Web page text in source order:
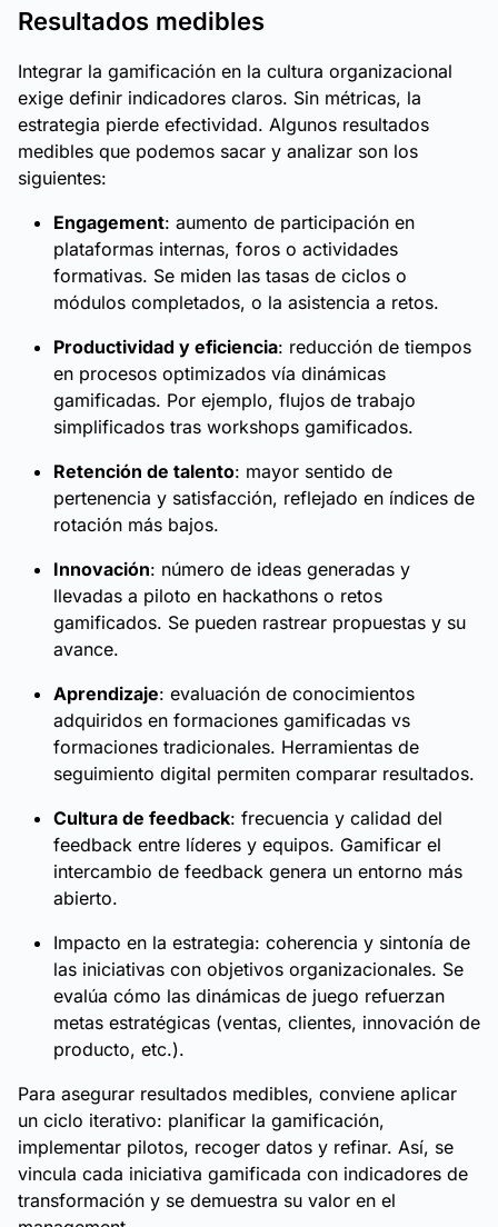
Resultados medibles
Integrar la gamificación en la cultura organizacional
exige definir indicadores claros. Sin métricas, la
estrategia pierde efectividad. Algunos resultados
medibles que podemos sacar y analizar son los
siguientes:
Engagement: aumento de participación en
plataformas internas, foros o actividades
formativas. Se miden las tasas de ciclos o
módulos completados, o la asistencia a retos.
Productividad y eficiencia: reducción de tiempos
en procesos optimizados vía dinámicas
gamificadas. Por ejemplo, flujos de trabajo
simplificados tras workshops gamificados.
Retención de talento: mayor sentido de
pertenencia y satisfacción, reflejado en índices de
rotación más bajos.
Innovación: número de ideas generadas y
llevadas a piloto en hackathons o retos
gamificados. Se pueden rastrear propuestas y su
avance.
Aprendizaje: evaluación de conocimientos
adquiridos en formaciones gamificadas vs
formaciones tradicionales. Herramientas de
seguimiento digital permiten comparar resultados.
Cultura de feedback: frecuencia y calidad del
feedback entre líderes y equipos. Gamificar el
intercambio de feedback genera un entorno más
abierto.
Impacto en la estrategia: coherencia y sintonía de
las iniciativas con objetivos organizacionales. Se
evalúa cómo las dinámicas de juego refuerzan
metas estratégicas (ventas, clientes, innovación de
producto, etc.).
Para asegurar resultados medibles, conviene aplicar
un ciclo iterativo: planificar la gamificación,
implementar pilotos, recoger datos y refinar. Así, se
vincula cada iniciativa gamificada con indicadores de
transformación y se demuestra su valor en el